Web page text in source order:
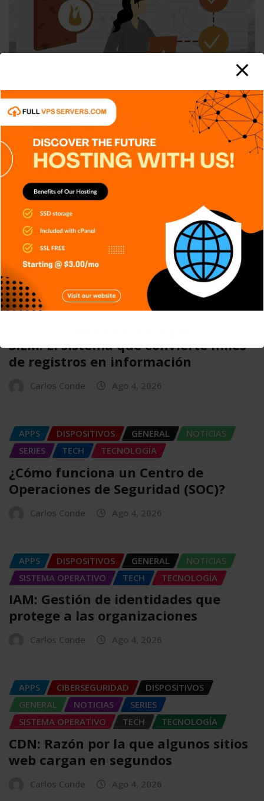
APPS CIBERSEGURIDAD
DISPOSITIVOS
GENERAL
NOTICIAS
SISTEMA OPERATIVO
Honeypots: Las empresas crean
trampas para los atacantes
Carlos Conde
APPS DISPOSITIVOS GENERAL
NOTICIAS
SIN CATEGORÍA
SISTEMA OPERATIVO
SIEM: El sistema que convierte miles
de registros en información
Carlos Conde Ago 4, 2026
APPS DISPOSITIVOS GENERAL
NOTICIAS
SERIES
TECH TECNOLOGÍA
¿Cómo funciona un Centro de
Operaciones de Seguridad (SOC)?
Carlos Conde Ago 4, 2026
APPS DISPOSITIVOS GENERAL
NOTICIAS
SISTEMA OPERATIVO
TECH TECNOLOGÍA
IAM: Gestión de identidades que
protege a las organizaciones
Carlos Conde Ago 4, 2026
APPS CIBERSEGURIDAD
DISPOSITIVOS
GENERAL
NOTICIAS
SERIES
SISTEMA OPERATIVO
TECH TECNOLOGÍA
CDN: Razón por la que algunos sitios
web cargan en segundos
Carlos Conde Ago 4, 2026